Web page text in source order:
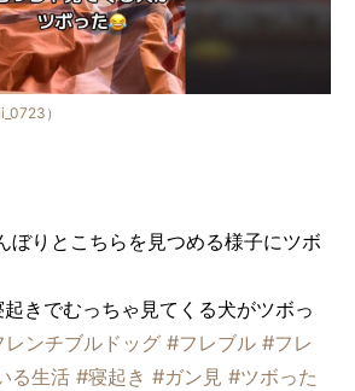
）
ぼりとこちらを見つめる様子にツボ
起きでむっちゃ見てくる犬がツボっ
レンチブルドッグ #フレブル #フレ
る生活 #寝起き #ガン見 #ツボった